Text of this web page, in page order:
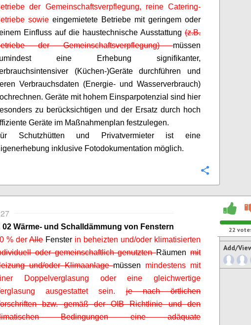
der Gemeinschaftsverpflegung, reine Catering-
sowie eingemietete Betriebe mit geringem oder
Einfluss auf die haustechnische Ausstattung (z.B.
der Gemeinschaftsverpflegung)müssen
eine Erhebung signifikanter,
(Küchen-)Geräte durchführen und
Verbrauchsdaten (Energie- und Wasserverbrauch)
Geräte mit hohem Einsparpotenzial sind hier
zu berücksichtigen und der Ersatz durch hoch
Geräte im Maßnahmenplan festzulegen.
Schutzhütten und Privatvermieter ist eine
inklusive Fotodokumentation möglich.
02 Wärme- und Schalldämmung von Fenstern
% der Alle Fenster in beheizten und/oder klimatisierten
oder gemeinschaftlich genutztenRäumenmit
und/oder Klimaanlagemüssen mindestens mit
Doppelverglasung oder eine gleichwertige
ausgestattet sein.je nach örtlichen
bzw. gemäß der OIB Richtlinie und den
Bedingungen eine adäquate
22
Add/